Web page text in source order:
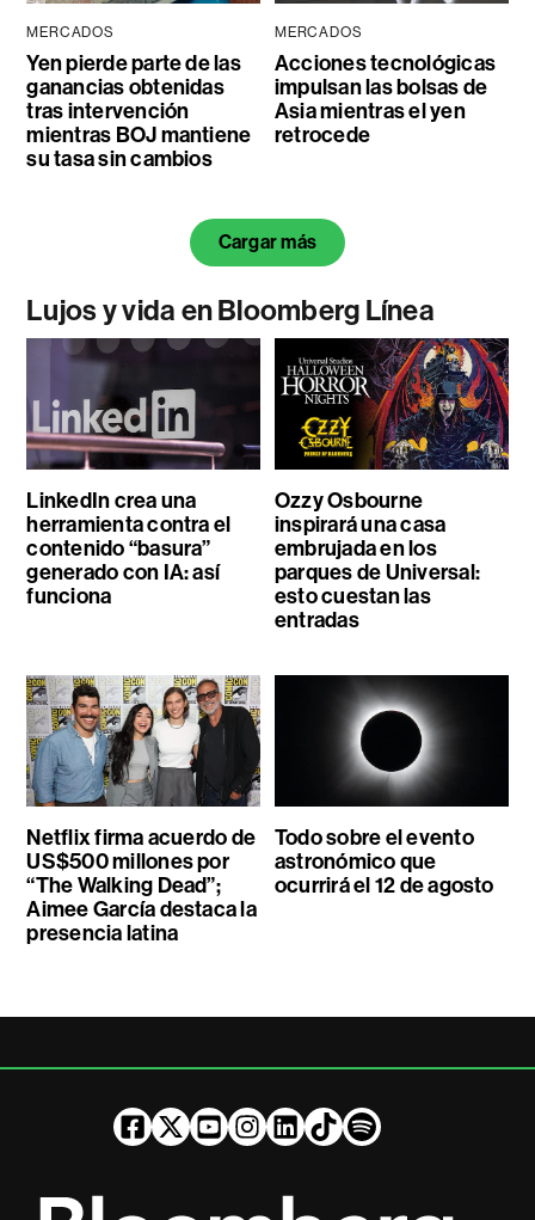
MERCADOS
Yen pierde parte de las
ganancias obtenidas
tras intervención
mientras BOJ mantiene
su tasa sin cambios
MERCADOS
Acciones tecnológicas
impulsan las bolsas de
Asia mientras el yen
retrocede
Cargar más
Lujos y vida en Bloomberg Línea
LinkedIn crea una
herramienta contra el
contenido “basura”
generado con IA: así
funciona
Ozzy Osbourne
inspirará una casa
embrujada en los
parques de Universal:
esto cuestan las
entradas
Netflix firma acuerdo de
US$500 millones por
“The Walking Dead”;
Aimee García destaca la
presencia latina
Todo sobre el evento
astronómico que
ocurrirá el 12 de agosto